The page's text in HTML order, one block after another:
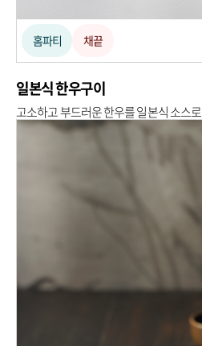
홈파티 채끝
일본식 한우구이
고소하고 부드러운 한우를 일본식 소스